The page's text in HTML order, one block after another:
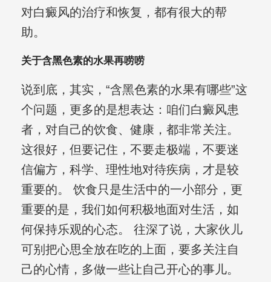
对白癜风的治疗和恢复，都有很大的帮
助。
关于含黑色素的水果再唠唠
说到底，其实，“含黑色素的水果有哪些”这
个问题，更多的是想表达：咱们白癜风患
者，对自己的饮食、健康，都非常关注。
这很好，但要记住，不要走极端，不要迷
信偏方，科学、理性地对待疾病，才是较
重要的。 饮食只是生活中的一小部分，更
重要的是，我们如何积极地面对生活，如
何保持乐观的心态。 往深了说，大家伙儿
可别把心思全放在吃的上面，要多关注自
己的心情，多做一些让自己开心的事儿。